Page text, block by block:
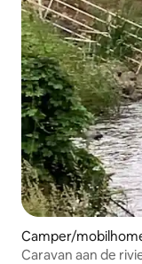
Camper/
Caravan aan de